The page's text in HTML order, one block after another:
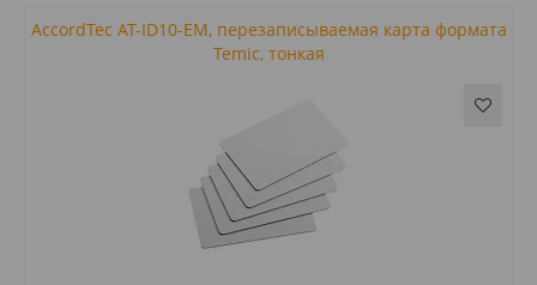
AccordTec AT-ID10-EM, перезаписываемая карта формата
Temic, тонкая